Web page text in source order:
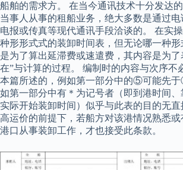
船舶的需求方。 在当今通讯技术十分发达
当事人从事的租船业务，绝大多数是通过电
电报或传真等现代通讯手段洽谈的。 在实
种形形式式的装卸时间表，但无论哪一种形
是为了算出延滞费或速遣费，其内容是为了
在”与计算的过程。 编制时的内容与次序不
本篇所述的，例如第一部分中的⑤可能先
如第一部分中有＊为记号者（即到港时间、
实际开始装卸时间）似乎与此表的目的无直
高运价的前提下，若船方对该港情况熟悉
港口从事装卸工作，才也接受此条款。